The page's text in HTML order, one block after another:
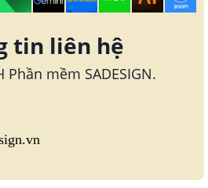
tin liên hệ
Phần mềm SADESIGN.